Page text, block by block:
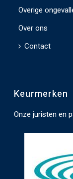
g
t
e
.
Overige
Over ons
Contact
Keurmerken
Onze juristen en